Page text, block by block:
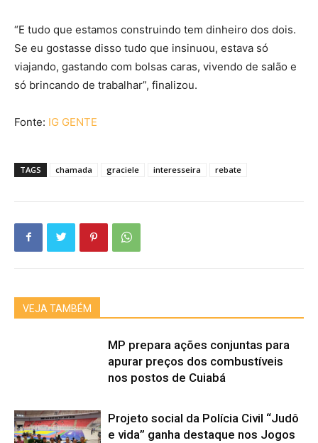
“E tudo que estamos construindo tem dinheiro dos dois.
Se eu gostasse disso tudo que insinuou, estava só
viajando, gastando com bolsas caras, vivendo de salão e
só brincando de trabalhar”, finalizou.
Fonte: IG GENTE
TAGS chamada graciele interesseira rebate
VEJA TAMBÉM
MP prepara ações conjuntas para
apurar preços dos combustíveis
nos postos de Cuiabá
Projeto social da Polícia Civil “Judô
e vida” ganha destaque nos Jogos